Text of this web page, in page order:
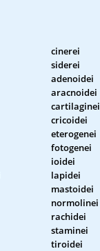
cinerei
siderei
adenoidei
aracnoidei
cartilaginei
cricoidei
eterogenei
fotogenei
ioidei
lapidei
mastoidei
normolinei
rachidei
staminei
tiroidei